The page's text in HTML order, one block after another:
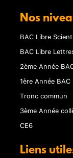
Nos
BAC Libre
BAC Libre
2ème Année
1ère Année BAC
Tronc commun
3ème Année
CE6
Liens